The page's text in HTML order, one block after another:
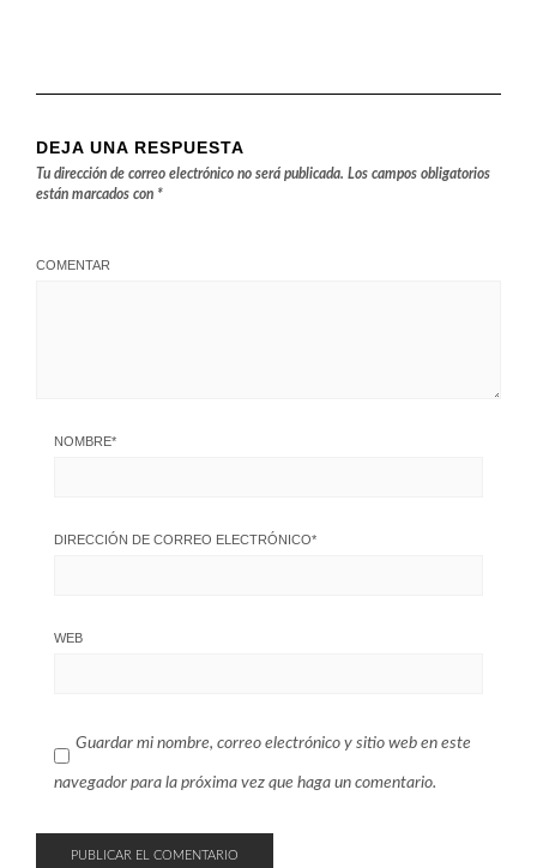
DEJA UNA RESPUESTA
Tu dirección de correo electrónico no será publicada. Los campos obligatorios
están marcados con *
COMENTAR
NOMBRE*
DIRECCIÓN DE CORREO ELECTRÓNICO*
WEB
Guardar mi nombre, correo electrónico y sitio web en este
navegador para la próxima vez que haga un comentario.